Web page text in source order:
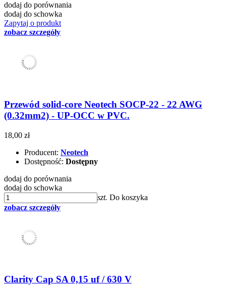
dodaj do porównania
dodaj do schowka
Zapytaj o produkt
zobacz szczegóły
Przewód solid-core Neotech SOCP-22 - 22 AWG
(0.32mm2) - UP-OCC w PVC.
18,00 zł
Producent: Neotech
Dostępność: Dostępny
dodaj do porównania
dodaj do schowka
szt. Do koszyka
zobacz szczegóły
Clarity Cap SA 0,15 uf / 630 V